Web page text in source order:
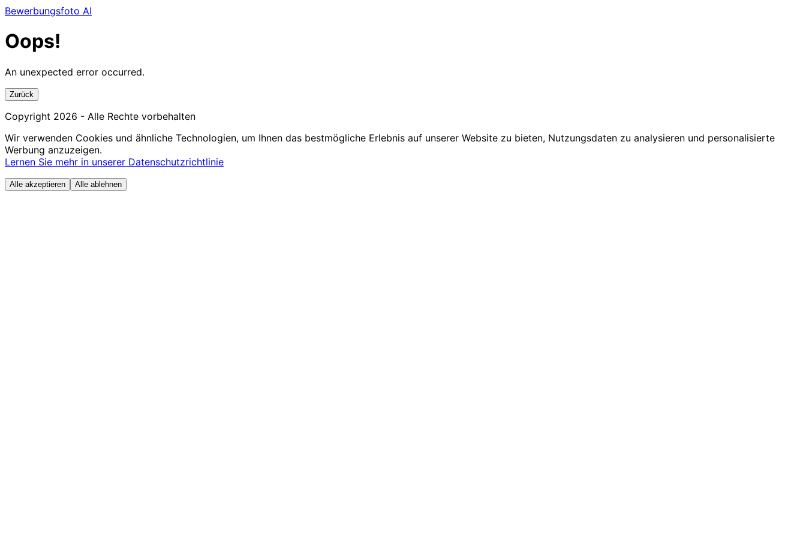
Bewerbungsfoto AI
Oops!
An unexpected error occurred.
Zurück
Copyright 2026 - Alle Rechte vorbehalten
Wir verwenden Cookies und ähnliche Technologien, um Ihnen das bestmögliche Erlebnis auf unserer Website zu bieten, Nutzungsdaten zu analysieren und personalisierte
Werbung anzuzeigen.
Lernen Sie mehr in unserer Datenschutzrichtlinie
Alle akzeptieren Alle ablehnen